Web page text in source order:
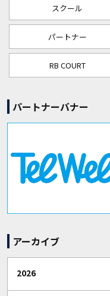
スクール
パートナー
RB COURT
パートナーバナー
アーカイブ
2026